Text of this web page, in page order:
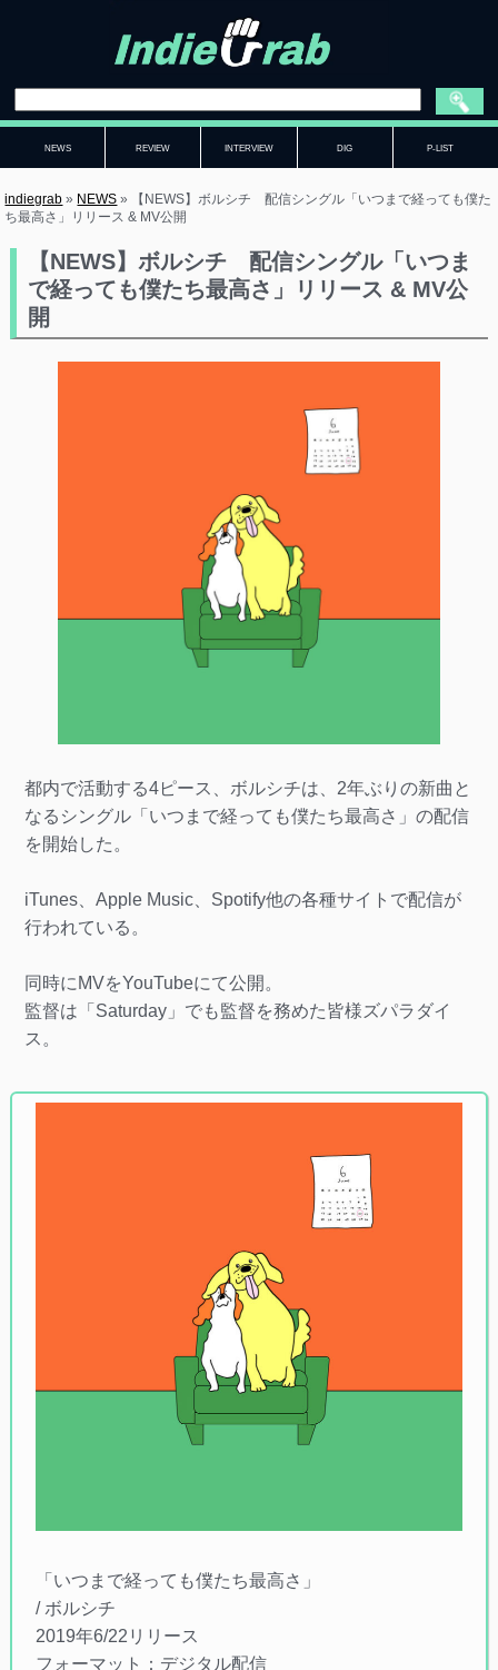
NEWS REVIEW INTERVIEW DIG P-LIST
indiegrab » NEWS »
【NEWS】ボルシチ 配信シングル「いつまで経っても僕た
ち最高さ」リリース & MV公開
【NEWS】ボルシチ 配信シングル「いつま
で経っても僕たち最高さ」リリース & MV公
開
都内で活動する4ピース、ボルシチは、2年ぶりの新曲と
なるシングル「いつまで経っても僕たち最高さ」の配信
を開始した。
iTunes、Apple Music、Spotify他の各種サイトで配信が
行われている。
同時にMVをYouTubeにて公開。
監督は「Saturday」でも監督を務めた皆様ズパラダイ
ス。
「いつまで経っても僕たち最高さ」
/ ボルシチ
2019年6/22リリース
フォーマット：デジタル配信